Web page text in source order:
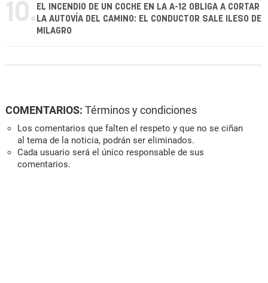
10. EL INCENDIO DE UN COCHE EN LA A-12 OBLIGA A CORTAR
LA AUTOVÍA DEL CAMINO: EL CONDUCTOR SALE ILESO DE
MILAGRO
COMENTARIOS: Términos y condiciones
Los comentarios que falten el respeto y que no se ciñan
al tema de la noticia, podrán ser eliminados.
Cada usuario será el único responsable de sus
comentarios.